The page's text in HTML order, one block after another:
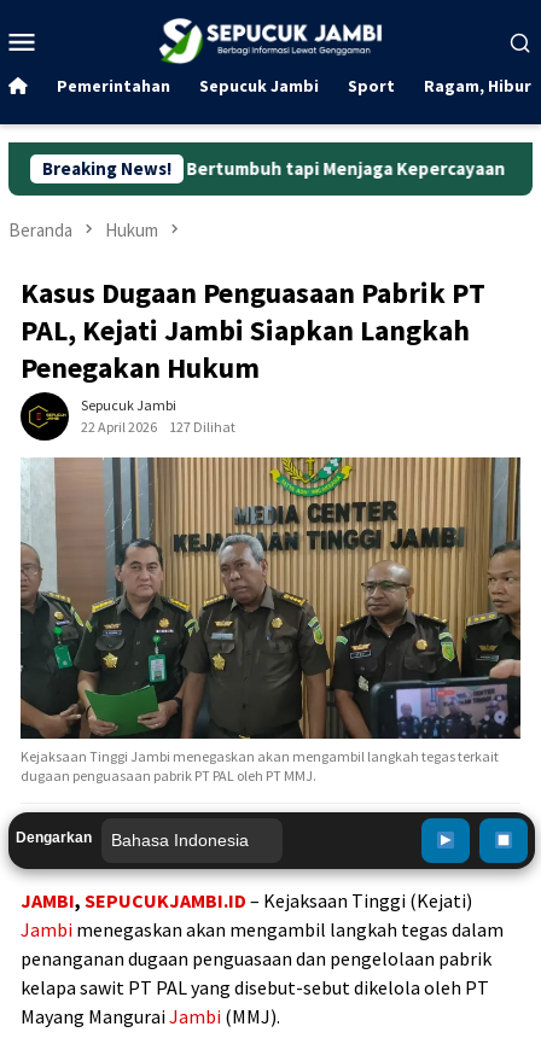
ke
Mobile
Pemerintahan Sepucuk Jambi Sport Ragam,
Breaking News!
Bertumbuh tapi Menjaga Kepercayaan Curanmor di
Beranda Hukum
Kasus Dugaan Penguasaan Pabrik PT
PAL, Kejati Jambi Siapkan Langkah
Penegakan Hukum
Sepucuk Jambi
22 April 2026
127 Dilihat
Kejaksaan Tinggi Jambi menegaskan akan mengambil langkah tegas terkait
dugaan penguasaan pabrik PT PAL oleh PT MMJ.
Dengarkan
JAMBI, SEPUCUKJAMBI.ID – Kejaksaan Tinggi (Kejati)
Jambi menegaskan akan mengambil langkah tegas dalam
penanganan dugaan penguasaan dan pengelolaan pabrik
kelapa sawit PT PAL yang disebut-sebut dikelola oleh PT
Mayang ManguraiJambi (MMJ).